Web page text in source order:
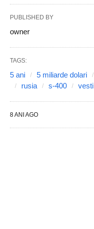
PUBLISHED BY
owner
TAGS:
5 ani 5 miliarde dolari
rusia
s-400 vesti
8 ANI AGO